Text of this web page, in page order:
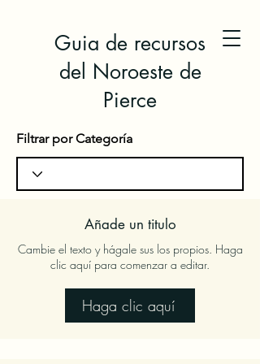
Guia de recursos
del Noroeste de
Pierce
Filtrar por Categoría
Añade un titulo
Cambie el texto y hágale sus los propios. Haga
clic aquí para comenzar a editar.
Haga clic aquí